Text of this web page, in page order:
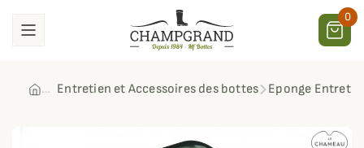
0
Entretien et Accessoires des bottes Eponge